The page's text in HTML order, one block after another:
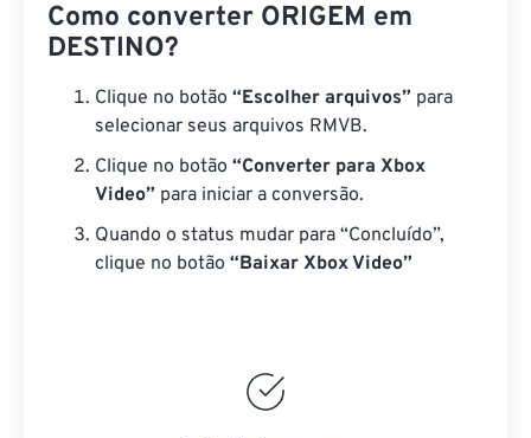
Como converter ORIGEM em
DESTINO?
Clique no botão “Escolher arquivos” para
selecionar seus arquivos RMVB.
Clique no botão “Converter para Xbox
Video” para iniciar a conversão.
Quando o status mudar para “Concluído”,
clique no botão “Baixar Xbox Video”